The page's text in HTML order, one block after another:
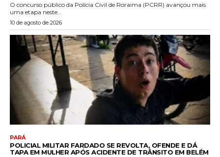
O concurso público da Polícia Civil de Roraima (PCRR) avançou mais
uma etapa neste...
10 de agosto de 2026
PARÁ
POLICIAL MILITAR FARDADO SE REVOLTA, OFENDE E DÁ
TAPA EM MULHER APÓS ACIDENTE DE TRÂNSITO EM BELÉM